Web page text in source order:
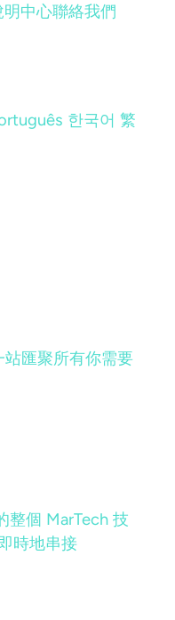
明中心聯絡我們
한국어 繁
匯聚所有你需要
整個 MarTech 技
時地串接